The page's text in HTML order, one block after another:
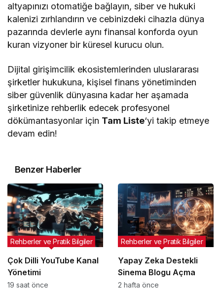
altyapınızı otomatiğe bağlayın, siber ve hukuki
kalenizi zırhlandırın ve cebinizdeki cihazla dünya
pazarında devlerle aynı finansal konforda oyun
kuran vizyoner bir küresel kurucu olun.
Dijital girişimcilik ekosistemlerinden uluslararası
şirketler hukukuna, kişisel finans yönetiminden
siber güvenlik dünyasına kadar her aşamada
şirketinize rehberlik edecek profesyonel
dökümantasyonlar için Tam Liste‘yi takip etmeye
devam edin!
Benzer Haberler
Çok Dilli YouTube Kanal
Yönetimi
Rehberler ve Pratik Bilgiler
19 saat önce
Yapay Zeka Destekli
Sinema Blogu Açma
Rehberler ve Pratik Bilgiler
2 hafta önce